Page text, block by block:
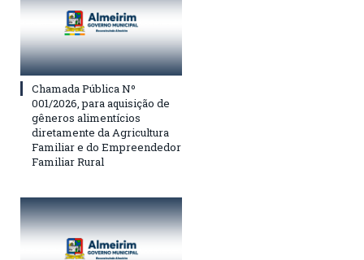
Chamada Pública Nº
001/2026, para aquisição de
gêneros alimentícios
diretamente da Agricultura
Familiar e do Empreendedor
Familiar Rural